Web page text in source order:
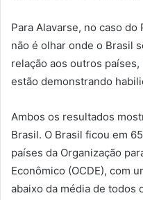
Para Alavarse, no caso
não é olhar onde o Brasil
relação aos outros
estão demonstrando
Ambos os resultados
Brasil. O Brasil ficou em
países da Organização
Econômico (OCDE), com
abaixo da média de todos